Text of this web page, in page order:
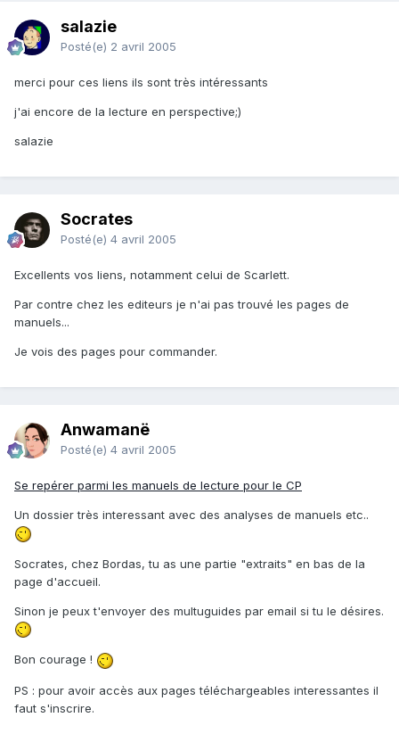
salazie
Posté(e) 2 avril 2005
merci pour ces liens ils sont très intéressants
j'ai encore de la lecture en perspective;)
salazie
Socrates
Posté(e) 4 avril 2005
Excellents vos liens, notamment celui de Scarlett.
Par contre chez les editeurs je n'ai pas trouvé les pages de
manuels...
Je vois des pages pour commander.
Anwamanë
Posté(e) 4 avril 2005
Se repérer parmi les manuels de lecture pour le CP
Un dossier très interessant avec des analyses de manuels etc..
Socrates, chez Bordas, tu as une partie "extraits" en bas de la
page d'accueil.
Sinon je peux t'envoyer des multuguides par email si tu le désires.
Bon courage !
PS : pour avoir accès aux pages téléchargeables interessantes il
faut s'inscrire.